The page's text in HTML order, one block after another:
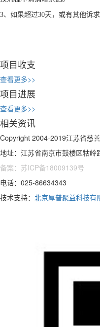
3、如果超过30天，或有其他诉
项目收支
查看更多>>
项目进展
查看更多>>
相关资讯
Copyright 2004-2019江苏省慈
地址：江苏省南京市鼓楼区牯岭
备案：苏ICP备18009139号
电话：025-86634343
技术支持： 北京厚普聚益科技有